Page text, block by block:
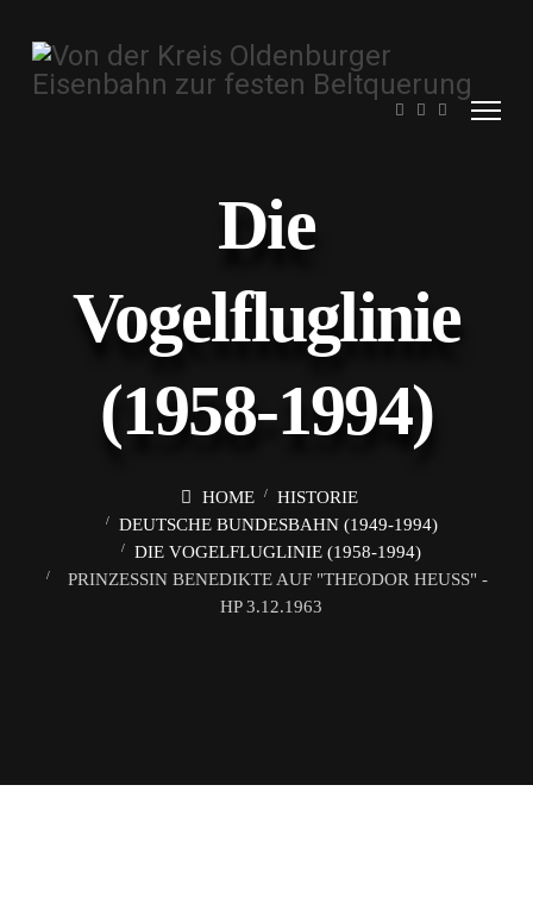
Die
Vogelfluglinie
(1958-1994)
HOME
HISTORIE
DEUTSCHE BUNDESBAHN (1949-1994)
DIE VOGELFLUGLINIE (1958-1994)
PRINZESSIN BENEDIKTE AUF "THEODOR HEUSS" - H
P 3.12.1963